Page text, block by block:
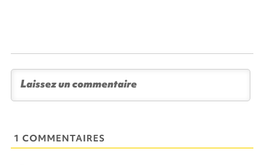
1 COMMENTAIRES